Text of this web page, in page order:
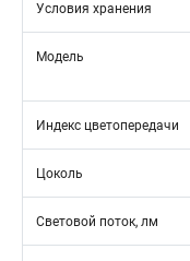
Условия хранения
Модель
Индекс цветопередачи
Цоколь
Световой поток, лм